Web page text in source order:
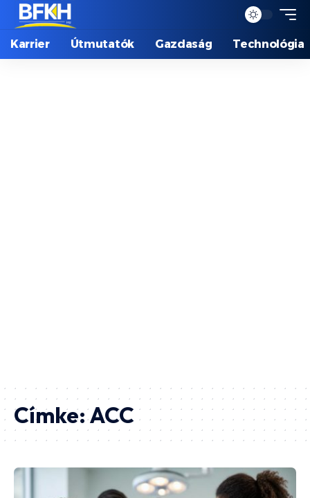
Karrier Útmutatók Gazdaság Technológia
Címke:ACC